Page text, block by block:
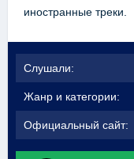
иностранные треки.
Слушали:
Жанр и категории:
Официальный сайт: